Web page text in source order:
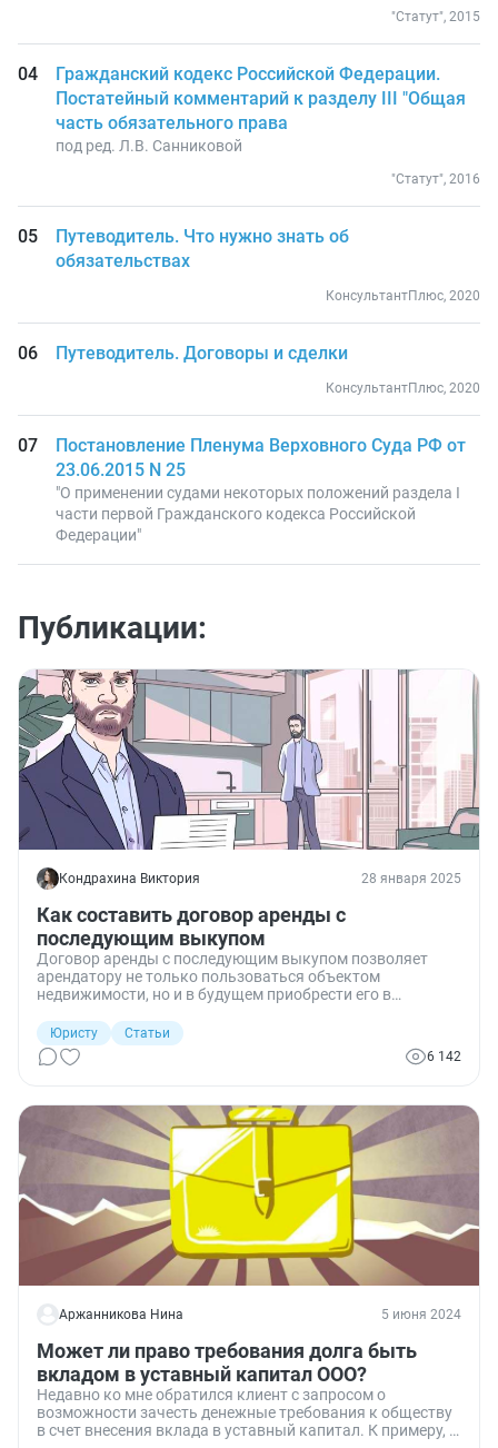
"Статут", 2015
Гражданский кодекс Российской Федерации.
Постатейный комментарий к разделу III "Общая
часть обязательного права
под ред. Л.В. Санниковой
"Статут", 2016
Путеводитель. Что нужно знать об
обязательствах
КонсультантПлюс, 2020
Путеводитель. Договоры и сделки
КонсультантПлюс, 2020
Постановление Пленума Верховного Суда РФ от
23.06.2015 N 25
"О применении судами некоторых положений раздела I
части первой Гражданского кодекса Российской
Федерации"
Публикации:
Кондрахина Виктория 28 января 2025
Как составить договор аренды с
последующим выкупом
Договор аренды с последующим выкупом позволяет
арендатору не только пользоваться объектом
недвижимости, но и в будущем приобрести его в
такой документ и как его правильно оформить.
Юристу
Статьи
6 142
Аржанникова Нина 5 июня 2024
Может ли право требования долга быть
вкладом в уставный капитал ООО?
Недавно ко мне обратился клиент с запросом о
возможности зачесть денежные требования к обществу
в счет внесения вклада в уставный капитал. К примеру, у